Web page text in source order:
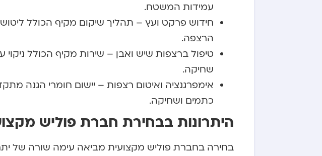
עמידות המשטח.
חידוש פרקט ועץ – תהליך שיקום מקיף הכולל
הרצפה.
טיפול ברצפות שיש ואבן – שירות מקיף הכולל ניקוי
שחיקה.
אימפרגנציה ואיטום רצפות – יישום חומרי הגנה
כתמים ושחיקה.
היתרונות בבחירת חברת פוליש
בחירה בחברת פוליש מקצועית מביאה עימה שורה של